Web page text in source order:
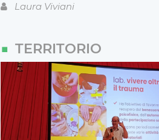
Laura Viviani
TERRITORIO